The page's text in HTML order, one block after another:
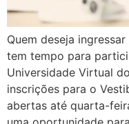
Quem deseja
tem tempo para
Universidade Virtual
inscrições para o
abertas até quarta-